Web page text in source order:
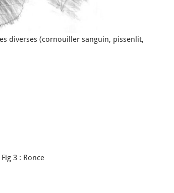
diverses (cornouiller sanguin, pissenlit,
Fig 3 : Ronce